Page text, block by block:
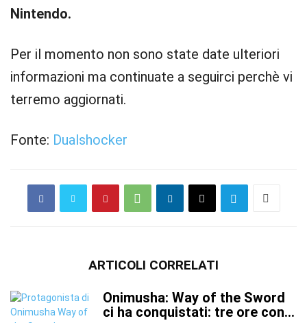
Nintendo.
Per il momento non sono state date ulteriori
informazioni ma continuate a seguirci perchè vi
terremo aggiornati.
Fonte: Dualshocker
ARTICOLI CORRELATI
Onimusha: Way of the Sword
ci ha conquistati: tre ore con...